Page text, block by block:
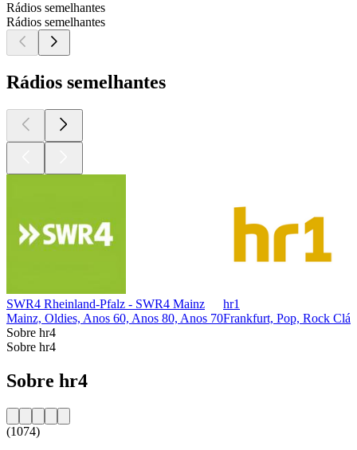
Rádios semelhantes
Rádios semelhantes
Rádios semelhantes
SWR4 Rheinland-Pfalz - SWR4 Mainz
Mainz, Oldies, Anos 60, Anos 80, Anos 70
hr1
Frankfurt, Pop, Rock
Sobre hr4
Sobre hr4
Sobre hr4
(1074)